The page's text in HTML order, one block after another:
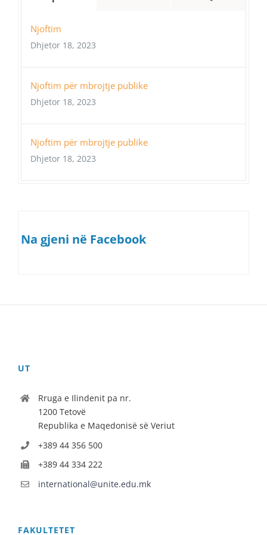
Njoftim
Dhjetor 18, 2023
Njoftim për mbrojtje publike
Dhjetor 18, 2023
Njoftim për mbrojtje publike
Dhjetor 18, 2023
Na gjeni në Facebook
UT
Rruga e Ilindenit pa nr.
1200 Tetovë
Republika e Maqedonisë së Veriut
+389 44 356 500
+389 44 334 222
international@unite.edu.mk
FAKULTETET